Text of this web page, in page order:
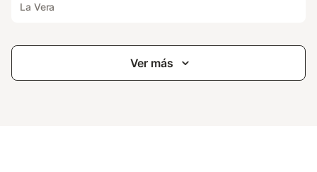
La Vera
Ver más